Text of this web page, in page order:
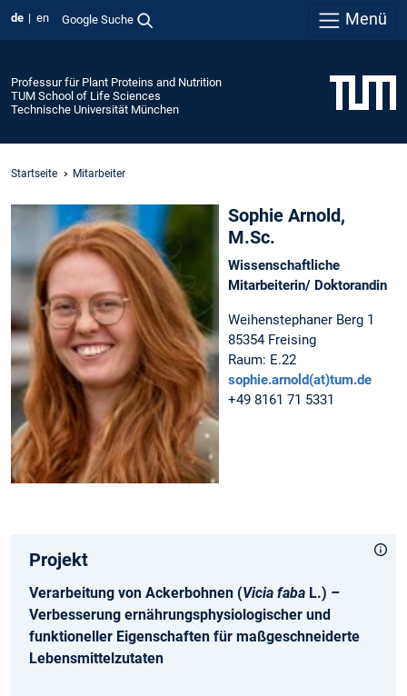
de en Google Suche Menü
Professur für Plant Proteins and Nutrition
TUM School of Life Sciences
Technische Universität München
Startseite Mitarbeiter
Sophie Arnold,
M.Sc.
Wissenschaftliche
Mitarbeiterin/ Doktorandin
Weihenstephaner Berg 1
85354 Freising
Raum: E.22
sophie.arnold(at)tum.de
+49 8161 71 5331
Projekt
Verarbeitung von Ackerbohnen (Vicia faba L.) –
Verbesserung ernährungsphysiologischer und
funktioneller Eigenschaften für maßgeschneiderte
Lebensmittelzutaten